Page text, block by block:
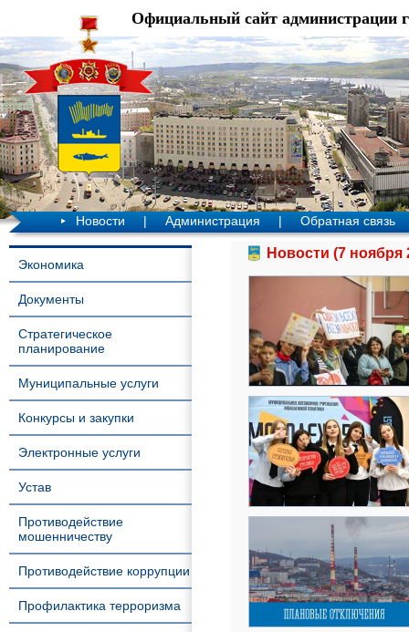
Официальный сайт администрации
Новости | Администрация | Обратная связь
Экономика
Документы
Стратегическое
планирование
Муниципальные услуги
Конкурсы и закупки
Электронные услуги
Устав
Противодействие
мошенничеству
Противодействие коррупции
Профилактика терроризма
Новости (7 ноября